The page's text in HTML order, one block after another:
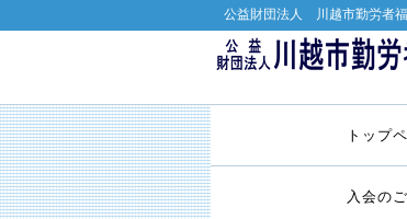
公益財団法人 川越市勤労者福
トップ
入会の